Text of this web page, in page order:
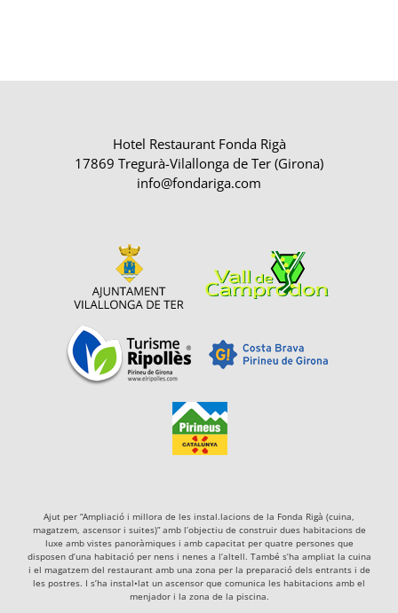
Hotel Restaurant Fonda Rigà
17869 Tregurà-Vilallonga de Ter (Girona)
info@fondariga.com
Ajut per “Ampliació i millora de les instal.lacions de la Fonda Rigà (cuina,
magatzem, ascensor i suites)” amb l’objectiu de construir dues habitacions de
luxe amb vistes panoràmiques i amb capacitat per quatre persones que
disposen d’una habitació per nens i nenes a l’altell. També s’ha ampliat la cuina
i el magatzem del restaurant amb una zona per la preparació dels entrants i de
les postres. I s’ha instal•lat un ascensor que comunica les habitacions amb el
menjador i la zona de la piscina.